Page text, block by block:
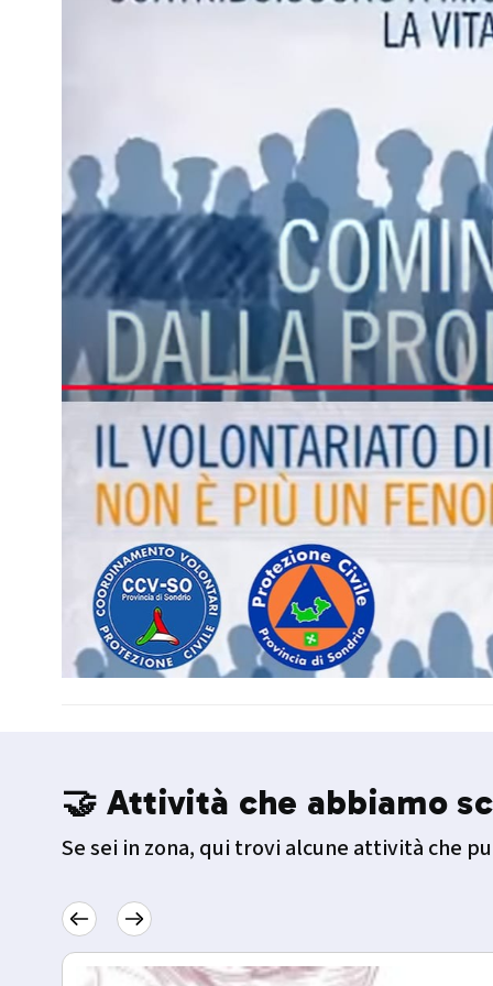
🤝 Attività che abbiamo
Se sei in zona, qui trovi alcune attività che